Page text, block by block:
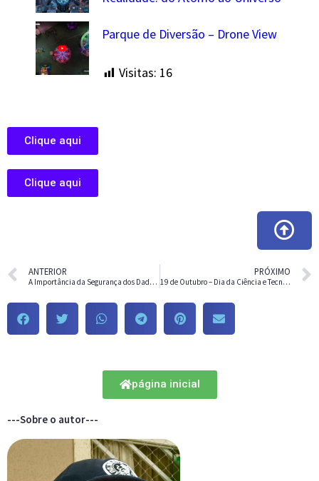
Parque de Diversão – Drone View
Visitas: 16
Clique aqui
Clique aqui
ANTERIOR
A Importância da Segurança dos Dados na Internet
PRÓXIMO
19 de Outubro – Dia da Ciência e Tecnologia: Comemorando o Progresso e a Inovação
página inicial
---Sobre o autor---